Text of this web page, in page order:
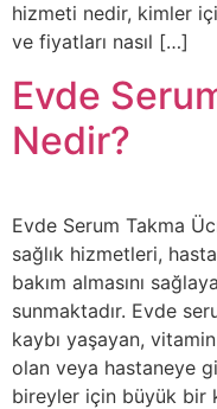
hizmeti nedir, kimler
ve fiyatları nasıl […]
Evde
Nedir?
Evde Serum Takma
sağlık hizmetleri,
bakım almasını
sunmaktadır. Evde
kaybı yaşayan,
olan veya hastaneye
bireyler için büyük bir